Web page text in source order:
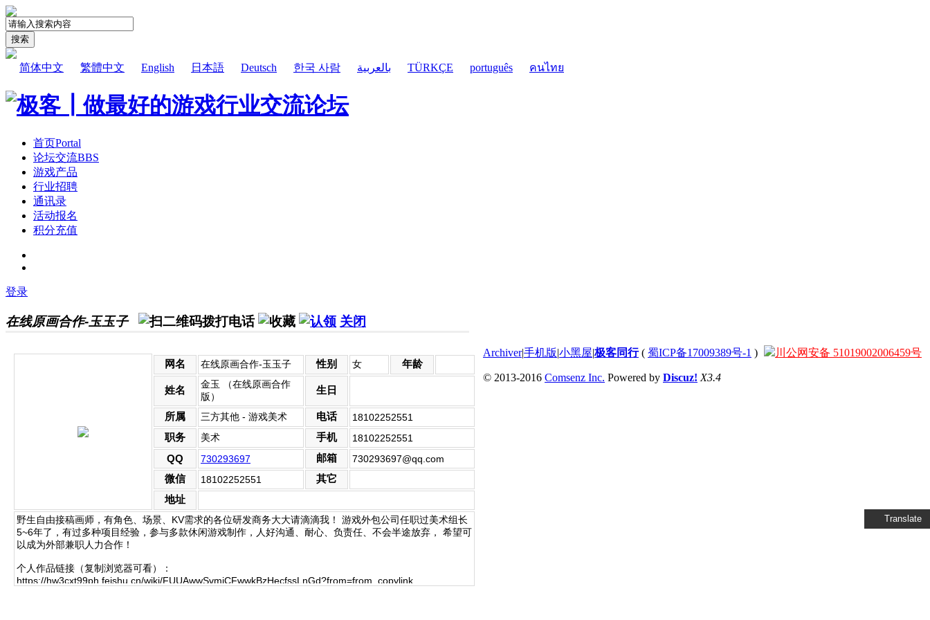
搜索
Translate
简体中文 繁體中文 English 日本語 Deutsch 한국 사람 بالعربية TÜRKÇE português คนไทย
首页Portal
论坛交流BBS
游戏产品
行业招聘
通讯录
活动报名
积分充值
登录
在线原画合作-玉玉子 关闭
网名 在线原画合作-玉玉子 性别 女 年龄
姓名
金玉 （在线原画合作
版）
生日
所属 三方其他 - 游戏美术 电话 18102252551
职务 美术 手机 18102252551
QQ 730293697 邮箱 730293697@qq.com
微信 18102252551
其它
地址
野生自由接稿画师，有角色、场景、KV需求的各位研发商务大大请滴滴我！ 游戏外包公司任职过美术组长
5~6年了，有过多种项目经验，参与多款休闲游戏制作，人好沟通、耐心、负责任、不会半途放弃， 希望可
以成为外部兼职人力合作！
个人作品链接（复制浏览器可看）：
https://hw3cxt99ph.feishu.cn/wiki/FUUAwwSvmiCFwwkBzHecfssLnGd?from=from_copylink
Archiver|手机版|小黑屋|极客同行( 蜀ICP备17009389号-1 ) 川公网安备 51019002006459号
© 2013-2016 Comsenz Inc. Powered by Discuz! X3.4